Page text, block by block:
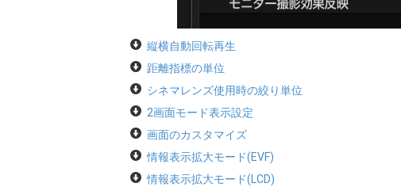
縦横自動回転再生
距離指標の単位
シネマレンズ使用時の絞り単位
2画面モード表示設定
画面のカスタマイズ
情報表示拡大モード(EVF)
情報表示拡大モード(LCD)